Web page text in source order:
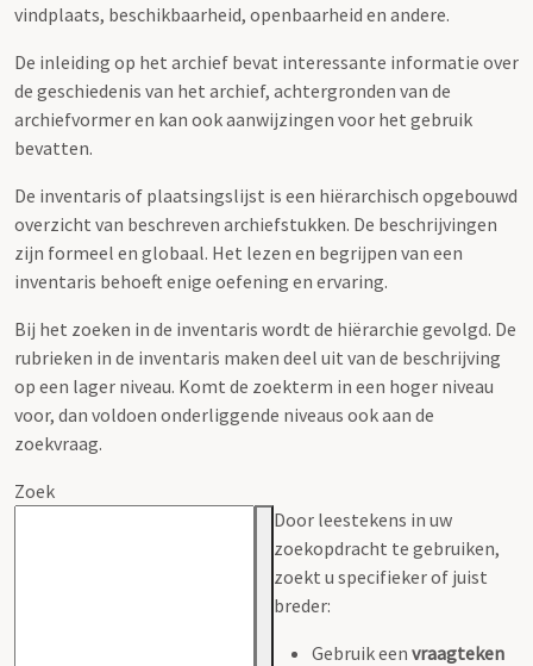
vindplaats, beschikbaarheid, openbaarheid en andere.
De inleiding op het archief bevat interessante informatie over
de geschiedenis van het archief, achtergronden van de
archiefvormer en kan ook aanwijzingen voor het gebruik
bevatten.
De inventaris of plaatsingslijst is een hiërarchisch opgebouwd
overzicht van beschreven archiefstukken. De beschrijvingen
zijn formeel en globaal. Het lezen en begrijpen van een
inventaris behoeft enige oefening en ervaring.
Bij het zoeken in de inventaris wordt de hiërarchie gevolgd. De
rubrieken in de inventaris maken deel uit van de beschrijving
op een lager niveau. Komt de zoekterm in een hoger niveau
voor, dan voldoen onderliggende niveaus ook aan de
zoekvraag.
Zoek
Door leestekens in uw
zoekopdracht te gebruiken,
zoekt u specifieker of juist
breder:
Gebruik een vraagteken